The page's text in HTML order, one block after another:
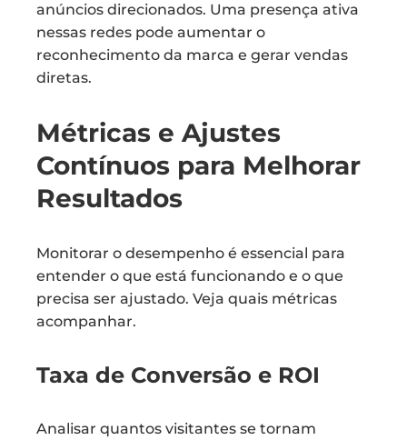
anúncios direcionados. Uma presença ativa
nessas redes pode aumentar o
reconhecimento da marca e gerar vendas
diretas.
Métricas e Ajustes
Contínuos para Melhorar
Resultados
Monitorar o desempenho é essencial para
entender o que está funcionando e o que
precisa ser ajustado. Veja quais métricas
acompanhar.
Taxa de Conversão e ROI
Analisar quantos visitantes se tornam